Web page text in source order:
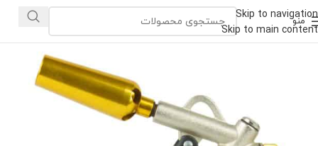
Skip to navigation
Skip to main content
منو